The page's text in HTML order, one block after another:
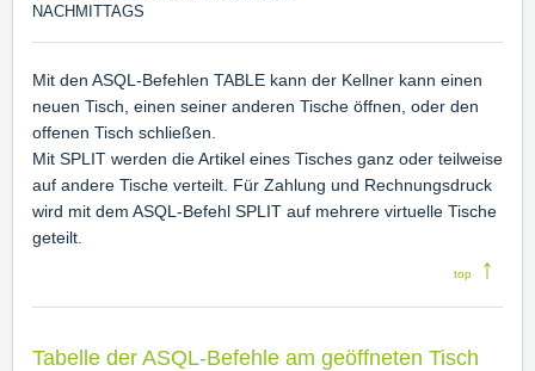
NACHMITTAGS
Mit den ASQL-Befehlen TABLE kann der Kellner kann einen
neuen Tisch, einen seiner anderen Tische öffnen, oder den
offenen Tisch schließen.
Mit SPLIT werden die Artikel eines Tisches ganz oder teilweise
auf andere Tische verteilt. Für Zahlung und Rechnungsdruck
wird mit dem ASQL-Befehl SPLIT auf mehrere virtuelle Tische
geteilt.
top ↑
Tabelle der ASQL-Befehle am geöffneten Tisch